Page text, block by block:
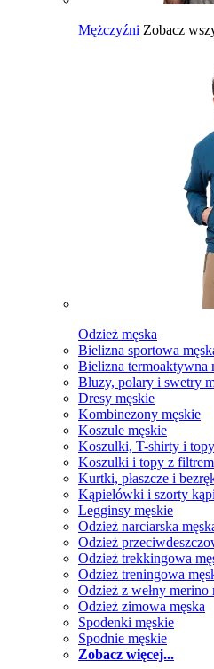
Mężczyźni Zobacz
Odzież męska
Bielizna sportowa
Bielizna termoaktywna
Bluzy, polary i swetry
Dresy męskie
Kombinezony męskie
Koszule męskie
Koszulki, T-shirty i
Koszulki i topy z
Kurtki, płaszcze i
Kąpielówki i szorty
Legginsy męskie
Odzież narciarska
Odzież
Odzież trekkingowa
Odzież treningowa
Odzież z wełny merino
Odzież zimowa męska
Spodenki męskie
Spodnie męskie
Zobacz więcej...